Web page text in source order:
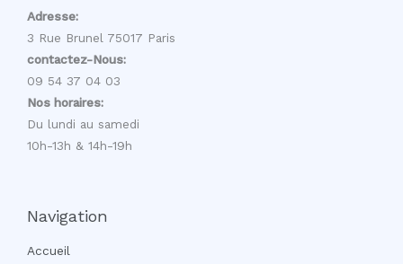
Adresse:
3 Rue Brunel 75017 Paris
contactez-Nous:
09 54 37 04 03
Nos horaires:
Du lundi au samedi
10h-13h & 14h-19h
Navigation
Accueil